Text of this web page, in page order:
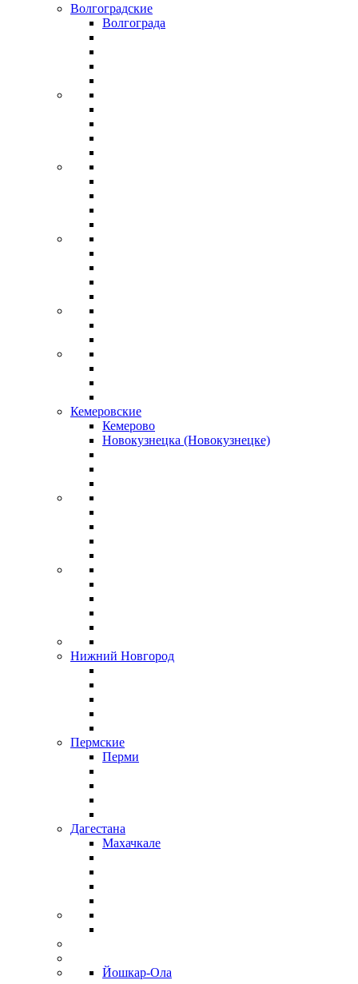
Волгоградские
Волгограда
Кемеровские
Кемерово
Новокузнецка (Новокузнецке)
Нижний Новгород
Пермские
Перми
Дагестана
Махачкале
Йошкар-Ола